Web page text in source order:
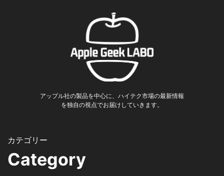
アップル社の製品を中心に、ハイテク市場の最新情報
を独自の視点でお届けしていきます。
Category